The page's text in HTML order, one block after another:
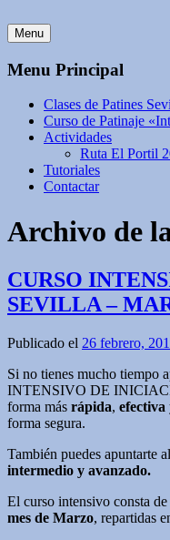
Menu
Menu Principal
Clases de Patines
Curso de Patinaje
Actividades
Ruta El Portil
Tutoriales
Contactar
Archivo de
CURSO
SEVILLA –
Publicado el 26 febrero,
Si no tienes mucho tiempo
INTENSIVO DE
forma más rápida, efectiva
forma segura.
También puedes apuntarte
intermedio y avanzado.
El curso intensivo consta de
mes de Marzo, repartidas